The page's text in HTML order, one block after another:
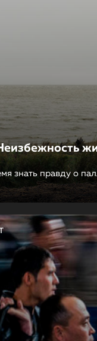
знать правду о